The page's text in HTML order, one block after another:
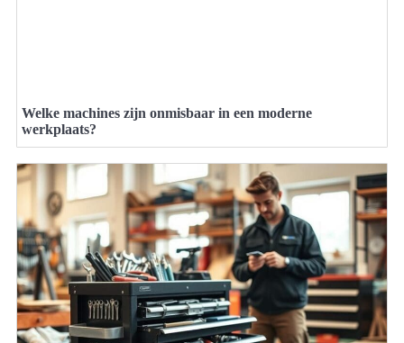
Welke machines zijn onmisbaar in een moderne
werkplaats?